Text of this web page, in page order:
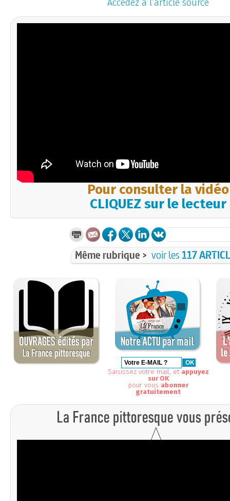
Accédez à l’article source
Pour consulter la vidéo
CLIQUEZ sur le lecteur
Même rubrique > voir les 117
Saisissez votre mail, et appuyez
sur OK
pour vous abonner
gratuitement